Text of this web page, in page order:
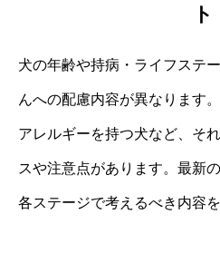
ト
犬の年齢や持病・ライフステ
んへの配慮内容が異なります
アレルギーを持つ犬など、そ
スや注意点があります。最新
各ステージで考えるべき内容を